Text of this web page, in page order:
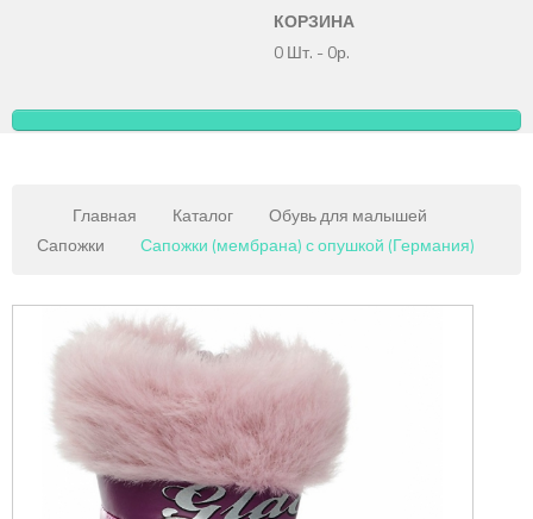
КОРЗИНА
0 Шт. - 0р.
Главная Каталог
Обувь для малышей
Сапожки
Сапожки (мембрана) с опушкой (Германия)